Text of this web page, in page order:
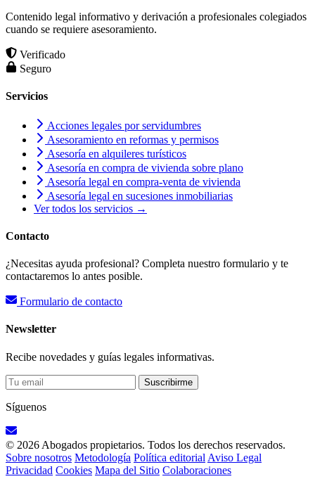
Contenido legal informativo y derivación a profesionales colegiados
cuando se requiere asesoramiento.
Verificado
Seguro
Servicios
Acciones legales por servidumbres
Asesoramiento en reformas y permisos
Asesoría en alquileres turísticos
Asesoría en compra de vivienda sobre plano
Asesoría legal en compra-venta de vivienda
Asesoría legal en sucesiones inmobiliarias
Ver todos los servicios →
Contacto
¿Necesitas ayuda profesional? Completa nuestro formulario y te
contactaremos lo antes posible.
Formulario de contacto
Newsletter
Recibe novedades y guías legales informativas.
Suscribirme
Síguenos
© 2026 Abogados propietarios. Todos los derechos reservados.
Sobre nosotros Metodología Política editorial Aviso Legal
Privacidad Cookies Mapa del Sitio Colaboraciones